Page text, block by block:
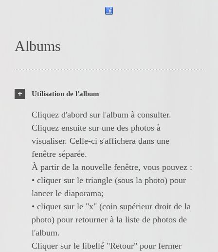
Albums
Utilisation de l'album
Cliquez d'abord sur l'album à consulter.
Cliquez ensuite sur une des photos à
visualiser. Celle-ci s'affichera dans une
fenêtre séparée.
À partir de la nouvelle fenêtre, vous pouvez :
• cliquer sur le triangle (sous la photo) pour
lancer le diaporama;
• cliquer sur le "x" (coin supérieur droit de la
photo) pour retourner à la liste de photos de
l'album.
Cliquer sur le libellé "Retour" pour fermer